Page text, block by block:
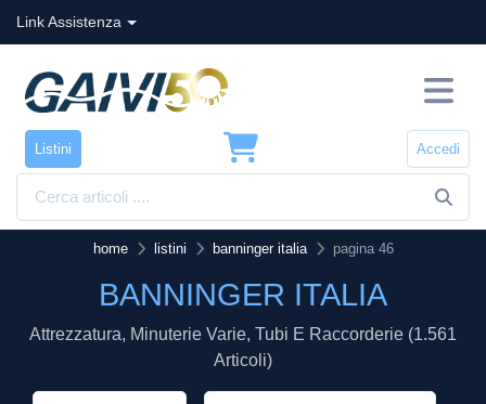
Link Assistenza
Listini Accedi
home listini banninger italia pagina 46
BANNINGER ITALIA
Attrezzatura, Minuterie Varie, Tubi E Raccorderie (1.561
Articoli)